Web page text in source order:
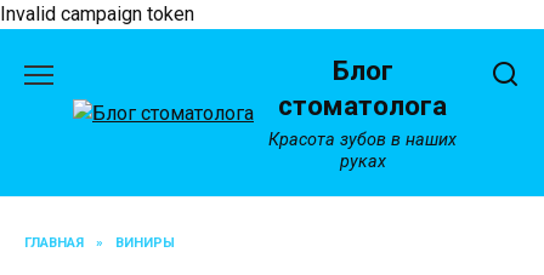
Invalid campaign token
содержанию
Блог
стоматолога
Красота зубов в наших
руках
ГЛАВНАЯ » ВИНИРЫ